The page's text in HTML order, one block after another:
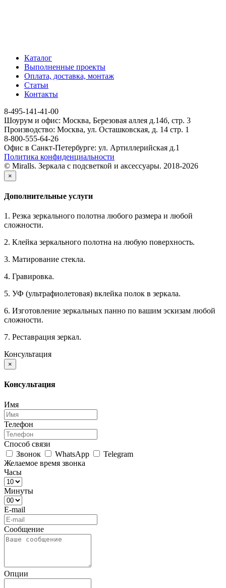
Каталог
Выполненные проекты
Оплата, доставка, монтаж
Статьи
Контакты
8-495-141-41-00
Шоурум и офис: Москва, Березовая аллея д.14б, стр. 3
Производство: Москва, ул. Осташковская, д. 14 стр. 1
8-800-555-64-26
Офис в Санкт-Петербурге: ул. Артиллерийская д.1
Политика конфиденциальности
© Miralls. Зеркала с подсветкой и аксессуары. 2018-2026
×
Дополнительные услуги
1. Резка зеркального полотна любого размера и любой
сложности.
2. Клейка зеркального полотна на любую поверхность.
3. Матирование стекла.
4. Гравировка.
5. УФ (ультрафиолетовая) вклейка полок в зеркала.
6. Изготовление зеркальных панно по вашим эскизам любой
сложности.
7. Реставрация зеркал.
Консультация
×
Консультация
Имя
Телефон
Способ связи
Звонок
WhatsApp
Telegram
Желаемое время звонка
Часы
Минуты
E-mail
Сообщение
Опции